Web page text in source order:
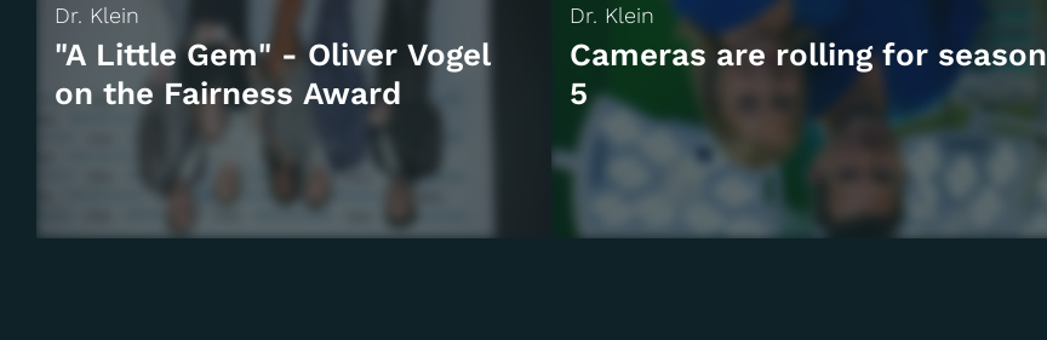
Dr. Klein
"A Little Gem" - Oliver Vogel
on the Fairness Award
Dr. Klein
Cameras are rolling for season
5